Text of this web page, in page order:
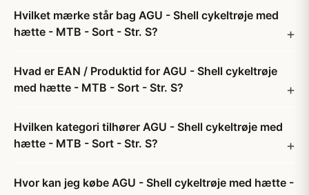
Hvilket mærke står bag AGU - Shell cykeltrøje med
hætte - MTB - Sort - Str. S?
Hvad er EAN / Produktid for AGU - Shell cykeltrøje
med hætte - MTB - Sort - Str. S?
Hvilken kategori tilhører AGU - Shell cykeltrøje med
hætte - MTB - Sort - Str. S?
Hvor kan jeg købe AGU - Shell cykeltrøje med hætte -